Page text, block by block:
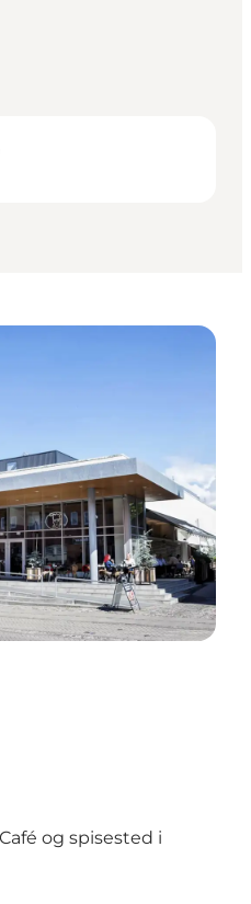
og spisested i